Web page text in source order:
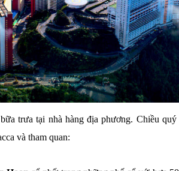
trưa tại nhà hàng địa phương.
và tham quan: